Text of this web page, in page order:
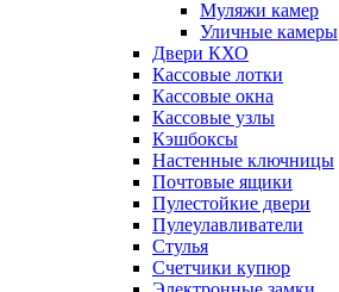
Муляжи камер
Уличные камеры
Двери КХО
Кассовые лотки
Кассовые окна
Кассовые узлы
Кэшбоксы
Настенные ключницы
Почтовые ящики
Пулестойкие двери
Пулеулавливатели
Стулья
Счетчики купюр